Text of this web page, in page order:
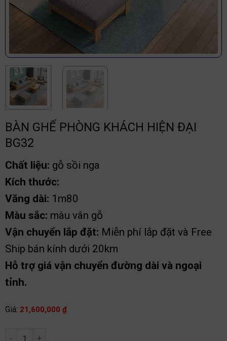
BÀN GHẾ PHÒNG KHÁCH HIỆN ĐẠI
BG32
Chất liệu: gỗ sồi nga
Kích thước:
Văng dài: 1m80
Màu sắc: màu vân gỗ
Vận chuyển lắp đặt: Miễn phí lắp đặt và Free
Ship bán kính dưới 20km
Hỗ trợ giá vận chuyển đường dài và ngoại
tỉnh.
Giá: 21,600,000 ₫
Bàn ghế phòng khách hiện đại BG32 số lượng